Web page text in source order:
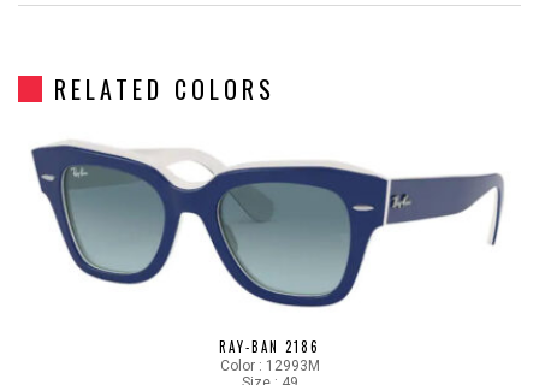
Material Κοκκάλινο
Color HAVANA PINK
Lens Color GRADIENT BROWN
Color code 133451
RELATED COLORS
RAY-BAN 2186
Color : 12993M